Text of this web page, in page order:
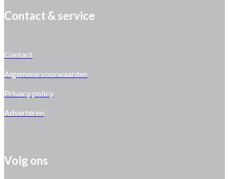
Contact & service
Contact
Algemene voorwaarden
Privacy policy
Adverteren
Volg ons